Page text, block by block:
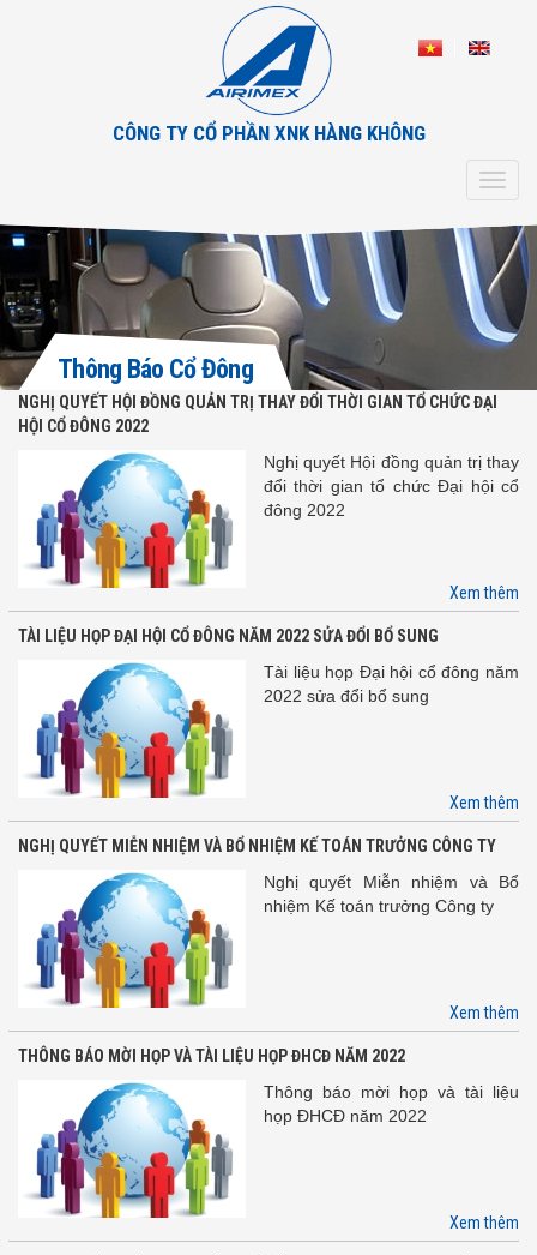
CÔNG TY CỔ PHẦN XNK HÀNG KHÔNG
Thông Báo Cổ Đông
NGHỊ QUYẾT HỘI ĐỒNG QUẢN TRỊ THAY ĐỔI THỜI GIAN TỔ CHỨC ĐẠI
HỘI CỔ ĐÔNG 2022
Nghị quyết Hội đồng quản trị thay
đổi thời gian tổ chức Đại hội cổ
đông 2022
Xem thêm
TÀI LIỆU HỌP ĐẠI HỘI CỔ ĐÔNG NĂM 2022 SỬA ĐỔI BỔ SUNG
Tài liệu họp Đại hội cổ đông năm
2022 sửa đổi bổ sung
Xem thêm
NGHỊ QUYẾT MIỄN NHIỆM VÀ BỔ NHIỆM KẾ TOÁN TRƯỞNG CÔNG TY
Nghị quyết Miễn nhiệm và Bổ
nhiệm Kế toán trưởng Công ty
Xem thêm
THÔNG BÁO MỜI HỌP VÀ TÀI LIỆU HỌP ĐHCĐ NĂM 2022
Thông báo mời họp và tài liệu
họp ĐHCĐ năm 2022
Xem thêm